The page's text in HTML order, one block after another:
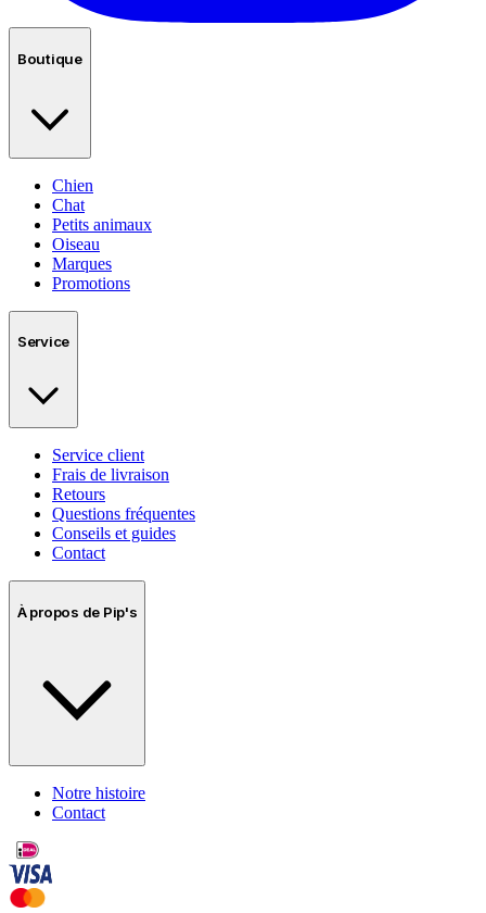
Boutique
Chien
Chat
Petits animaux
Oiseau
Marques
Promotions
Service
Service client
Frais de livraison
Retours
Questions fréquentes
Conseils et guides
Contact
À propos de Pip's
Notre histoire
Contact